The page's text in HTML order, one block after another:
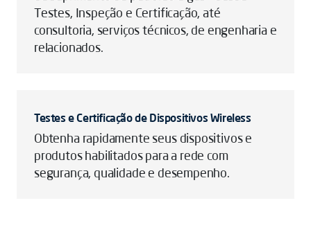
Testes, Inspeção e Certificação, até
consultoria, serviços técnicos, de engenharia e
relacionados.
Testes e Certificação de Dispositivos Wireless
Obtenha rapidamente seus dispositivos e
produtos habilitados para a rede com
segurança, qualidade e desempenho.